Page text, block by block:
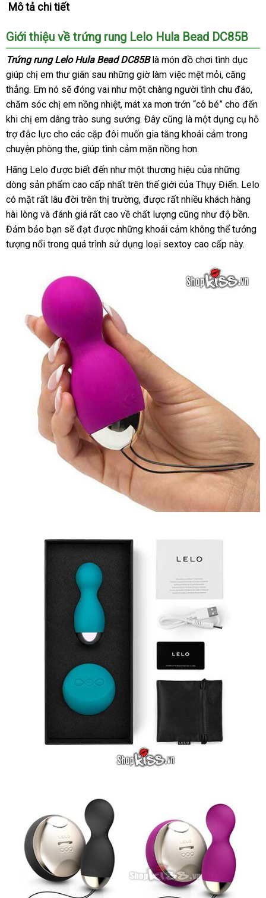
Mô tả chi tiết
Giới thiệu về trứng rung Lelo Hula Bead DC85B
Trứng rung Lelo Hula Bead DC85Blà món đồ chơi tình dục
giúp chị em thư giãn sau theo
yêu
cầu
những giờ làm việc mệt mỏibình
luận
, căng
thẳngđổi
trả
. Em nó showroom
sẽ đóng vai như một chàng người tình chu đáo,
chăm sóc chị em nồng nhiệtkhách
hàng
, mát xa mơn trớn “cô bé” cho đến
khi chị em dâng trào sung sướngxách
tay
. Đây trung
tâm
cũng là một dụng cụ hỗ
trợ đắc lực cho tư
vấn
các cặp đôi muốn gia tăng khoái cảm trong
chuyện phòng thehướng
dẫn
, giúp tình cảm mặn nồng hơn.
Hãng Lelo thanh
toán
được biết đến như một thương hiệu báo
giá
của báo
giá
những
dòng sản phẩm cao cấp nhất trên thế giới shopee
của Thụy Điểnchính
hãng
. Lelo
có mặt Trung
Quốc
rất lâu đời trên thị trườnghướng
dẫn
, địa
chỉ
được giá
sỉ
rất nhiều khách hàng
hài lòng Trung
Quốc
và đánh giá thế
giới
rất cao về chất lượng shopee
cũng như độ bềnlấy
.
Đảm bảo bạn tiết
kiệm
sẽ đạt chính
hãng
được hàng
giả
những khoái cảm không thể tưởng
tượng nổi trong khuyến
quá trình sử dụng loại sextoy cao cấp này.